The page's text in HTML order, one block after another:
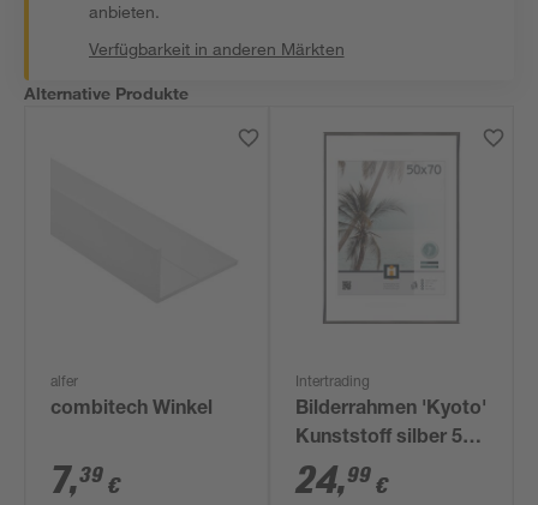
anbieten.
Verfügbarkeit in anderen Märkten
Alternative Produkte
alfer
combitech Winkel
7,39 €
Intertrading
Bilderrahmen 'Kyoto'
Kunststoff silber 50
x 70 cm
24,99 €